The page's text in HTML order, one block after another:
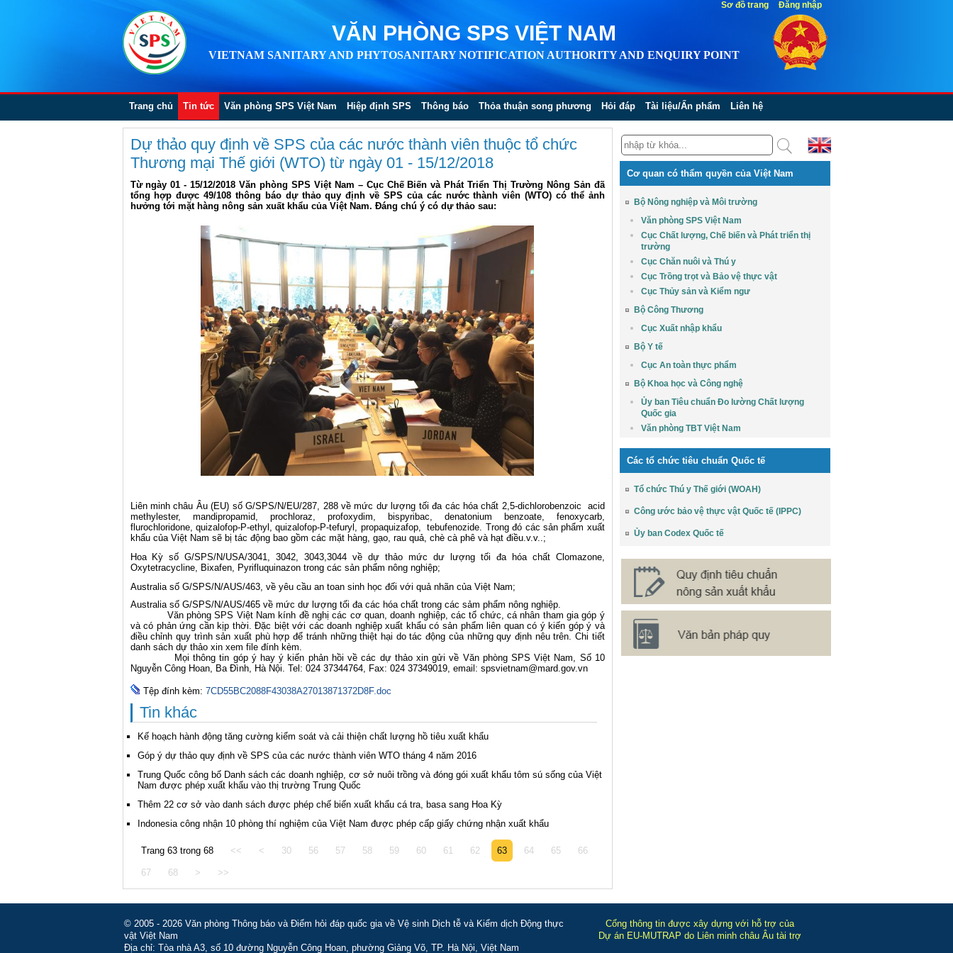
VĂN PHÒNG SPS VIỆT NAM
VIETNAM SANITARY AND PHYTOSANITARY NOTIFICATION AUTHORITY AND ENQUIRY POINT
Trang chủ Tin tức Văn phòng SPS Việt Nam Hiệp định SPS Thông báo Thỏa thuận song phương Hỏi đáp Tài liệu/Ấn phẩm Liên hệ
Dự thảo quy định về SPS của các nước thành viên thuộc tổ chức
Thương mại Thế giới (WTO) từ ngày 01 - 15/12/2018
Từ ngày 01 - 15/12/2018 Văn phòng SPS Việt Nam – Cục Chế Biến và Phát Triển Thị Trường Nông Sản đã
tổng hợp được 49/108 thông báo dự thảo quy định về SPS của các nước thành viên (WTO) có thể ảnh
hưởng tới mặt hàng nông sản xuất khẩu của Việt Nam. Đáng chú ý có dự thảo sau:
Liên minh châu Âu (EU) số G/SPS/N/EU/287, 288 về mức dư lượng tối đa các hóa chất 2,5-dichlorobenzoic acid
methylester, mandipropamid, prochloraz, profoxydim, bispyribac, denatonium benzoate, fenoxycarb,
flurochloridone, quizalofop-P-ethyl, quizalofop-P-tefuryl, propaquizafop, tebufenozide. Trong đó các sản phẩm xuất
khẩu của Việt Nam sẽ bị tác động bao gồm các mặt hàng, gạo, rau quả, chè cà phê và hạt điều.v.v..;
Hoa Kỳ số G/SPS/N/USA/3041, 3042, 3043,3044 về dự thảo mức dư lượng tối đa hóa chất Clomazone,
Oxytetracycline, Bixafen, Pyrifluquinazon trong các sản phẩm nông nghiệp;
Australia số G/SPS/N/AUS/463, về yêu cầu an toan sinh học đối với quả nhãn của Việt Nam;
Australia số G/SPS/N/AUS/465 về mức dư lượng tối đa các hóa chất trong các sảm phẩm nông nghiệp.
Văn phòng SPS Việt Nam kính đề nghị các cơ quan, doanh nghiệp, các tổ chức, cá nhân tham gia góp ý
và có phản ứng cần kịp thời. Đặc biệt với các doanh nghiệp xuất khẩu có sản phẩm liên quan có ý kiến góp ý và
điều chỉnh quy trình sản xuất phù hợp để tránh những thiệt hại do tác động của những quy định nêu trên. Chi tiết
danh sách dự thảo xin xem file đính kèm.
Mọi thông tin góp ý hay ý kiến phản hồi về các dự thảo xin gửi về Văn phòng SPS Việt Nam, Số 10
Nguyễn Công Hoan, Ba Đình, Hà Nội. Tel: 024 37344764, Fax: 024 37349019, email: spsvietnam@mard.gov.vn
Tệp đính kèm: 7CD55BC2088F43038A27013871372D8F.doc
Tin khác
Kế hoạch hành động tăng cường kiểm soát và cải thiện chất lượng hồ tiêu xuất khẩu
Góp ý dự thảo quy định về SPS của các nước thành viên WTO tháng 4 năm 2016
Trung Quốc công bố Danh sách các doanh nghiệp, cơ sở nuôi trồng và đóng gói xuất khẩu tôm sú sống của Việt
Nam được phép xuất khẩu vào thị trường Trung Quốc
Thêm 22 cơ sở vào danh sách được phép chế biến xuất khẩu cá tra, basa sang Hoa Kỳ
Indonesia công nhận 10 phòng thí nghiệm của Việt Nam được phép cấp giấy chứng nhận xuất khẩu
Trang 63 trong 68 << < 30 56 57 58 59 60 61 62 63 64 65 66
67 68 > >>
Cơ quan có thẩm quyền của Việt Nam
Bộ Nông nghiệp và Môi trường
Văn phòng SPS Việt Nam
Cục Chất lượng, Chế biến và Phát triển thị
trường
Cục Chăn nuôi và Thú y
Cục Trồng trọt và Bảo vệ thực vật
Cục Thủy sản và Kiểm ngư
Bộ Công Thương
Cục Xuất nhập khẩu
Bộ Y tế
Cục An toàn thực phẩm
Bộ Khoa học và Công nghệ
Ủy ban Tiêu chuẩn Đo lường Chất lượng
Quốc gia
Văn phòng TBT Việt Nam
Các tổ chức tiêu chuẩn Quốc tế
Tổ chức Thú y Thế giới (WOAH)
Công ước bảo vệ thực vật Quốc tế (IPPC)
Ủy ban Codex Quốc tế
© 2005 - 2026 Văn phòng Thông báo và Điểm hỏi đáp quốc gia về Vệ sinh Dịch tễ và Kiểm dịch Động thực
vật Việt Nam
Địa chỉ: Tòa nhà A3, số 10 đường Nguyễn Công Hoan, phường Giảng Võ, TP. Hà Nội, Việt Nam
Cổng thông tin được xây dựng với hỗ trợ của
Dự án EU-MUTRAP do Liên minh châu Âu tài trợ
Sơ đồ trang Đăng nhập